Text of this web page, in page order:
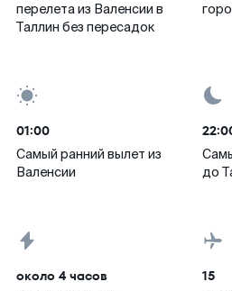
перелета из Валенсии в
Таллин без пересадок
01:00
Самый ранний вылет из
Валенсии
до
около 4 часов 15